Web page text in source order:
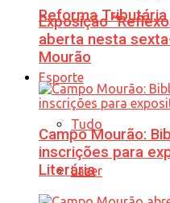
Reforma Tributária
Esporte
Tudo
Lazer
Exposição
aberta nesta
Mourão
Campo Mourão:
inscrições para
Literária